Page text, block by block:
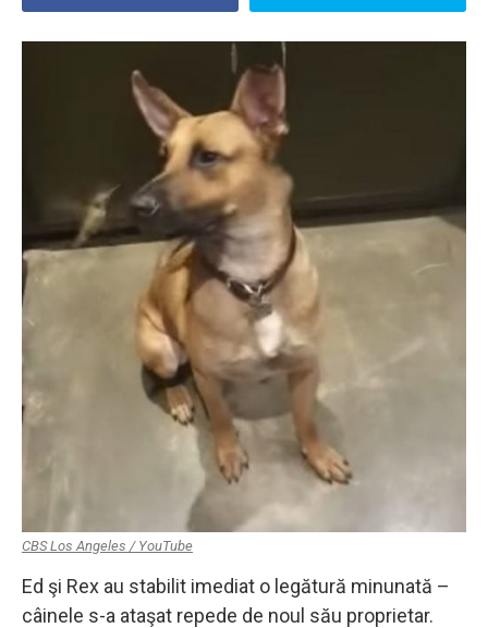
CBS Los Angeles / YouTube
Ed şi Rex au stabilit imediat o legătură minunată –
câinele s-a ataşat repede de noul său proprietar.